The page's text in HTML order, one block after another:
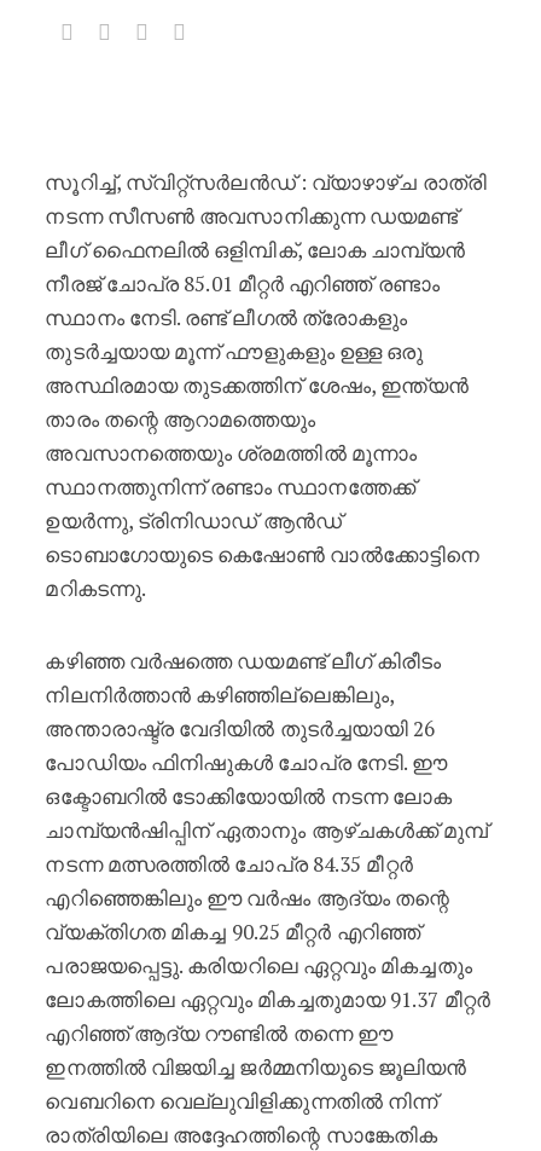
സൂറിച്ച്, സ്വിറ്റ്‌സർലൻഡ് : വ്യാഴാഴ്ച രാത്രി
നടന്ന സീസൺ അവസാനിക്കുന്ന ഡയമണ്ട്
ലീഗ് ഫൈനലിൽ ഒളിമ്പിക്, ലോക ചാമ്പ്യൻ
നീരജ് ചോപ്ര 85.01 മീറ്റർ എറിഞ്ഞ് രണ്ടാം
സ്ഥാനം നേടി. രണ്ട് ലീഗൽ ത്രോകളും
തുടർച്ചയായ മൂന്ന് ഫൗളുകളും ഉള്ള ഒരു
അസ്ഥിരമായ തുടക്കത്തിന് ശേഷം, ഇന്ത്യൻ
താരം തന്റെ ആറാമത്തെയും
അവസാനത്തെയും ശ്രമത്തിൽ മൂന്നാം
സ്ഥാനത്തുനിന്ന് രണ്ടാം സ്ഥാനത്തേക്ക്
ഉയർന്നു, ട്രിനിഡാഡ് ആൻഡ്
ടൊബാഗോയുടെ കെഷോൺ വാൽക്കോട്ടിനെ
മറികടന്നു.
കഴിഞ്ഞ വർഷത്തെ ഡയമണ്ട് ലീഗ് കിരീടം
നിലനിർത്താൻ കഴിഞ്ഞില്ലെങ്കിലും,
അന്താരാഷ്ട്ര വേദിയിൽ തുടർച്ചയായി 26
പോഡിയം ഫിനിഷുകൾ ചോപ്ര നേടി. ഈ
ഒക്ടോബറിൽ ടോക്കിയോയിൽ നടന്ന ലോക
ചാമ്പ്യൻഷിപ്പിന് ഏതാനും ആഴ്ചകൾക്ക് മുമ്പ്
നടന്ന മത്സരത്തിൽ ചോപ്ര 84.35 മീറ്റർ
എറിഞ്ഞെങ്കിലും ഈ വർഷം ആദ്യം തന്റെ
വ്യക്തിഗത മികച്ച 90.25 മീറ്റർ എറിഞ്ഞ്
പരാജയപ്പെട്ടു. കരിയറിലെ ഏറ്റവും മികച്ചതും
ലോകത്തിലെ ഏറ്റവും മികച്ചതുമായ 91.37 മീറ്റർ
എറിഞ്ഞ് ആദ്യ റൗണ്ടിൽ തന്നെ ഈ
ഇനത്തിൽ വിജയിച്ച ജർമ്മനിയുടെ ജൂലിയൻ
വെബറിനെ വെല്ലുവിളിക്കുന്നതിൽ നിന്ന്
രാത്രിയിലെ അദ്ദേഹത്തിന്റെ സാങ്കേതിക